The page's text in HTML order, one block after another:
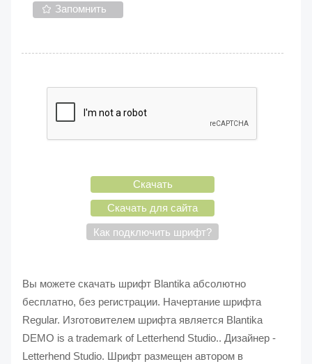
Запомнить
Скачать
Скачать для сайта
Как подключить шрифт?
Вы можете скачать шрифт Blantika абсолютно
бесплатно, без регистрации. Начертание шрифта
Regular. Изготовителем шрифта является Blantika
DEMO is a trademark of Letterhend Studio.. Дизайнер -
Letterhend Studio. Шрифт размещен автором в